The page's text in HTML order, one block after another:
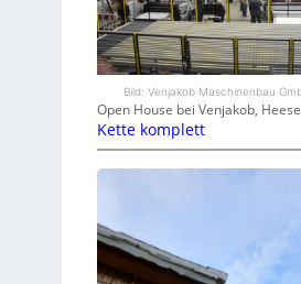
Bild: Venjakob Maschinenbau
Open House bei Venjakob,
Kette komplett